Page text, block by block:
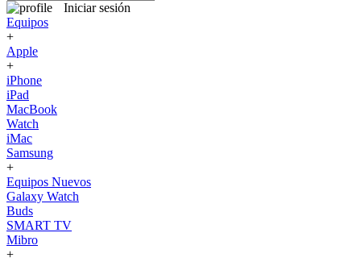
Iniciar sesión
Equipos
+
Apple
+
iPhone
iPad
MacBook
Watch
iMac
Samsung
+
Equipos Nuevos
Galaxy Watch
Buds
SMART TV
Mibro
+